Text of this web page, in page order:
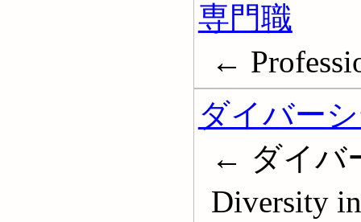
専門職
←
ダイバー
← ダイバ
Diversity